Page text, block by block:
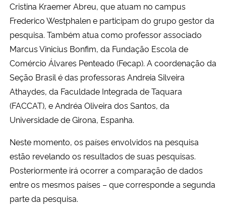
Cristina Kraemer Abreu, que atuam no campus
Frederico Westphalen e participam do grupo gestor da
pesquisa. Também atua como professor associado
Marcus Vinicius Bonfim, da Fundação Escola de
Comércio Álvares Penteado (Fecap). A coordenação da
Seção Brasil é das professorasAndreia Silveira
Athaydes, da Faculdade Integrada de Taquara
(FACCAT), eAndréa Oliveira dos Santos, da
Universidade de Girona, Espanha.
Neste momento, os países envolvidos na pesquisa
estão revelando os resultados de suas pesquisas.
Posteriormente irá ocorrera comparação de dados
entre os mesmos países – que corresponde a segunda
parte da pesquisa.